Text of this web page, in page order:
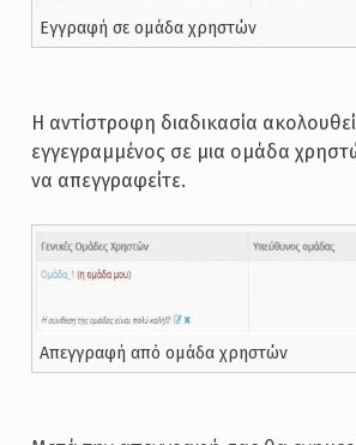
Εγγραφή σε ομάδα χρηστών
Η αντίστροφη διαδικασία
εγγεγραμμένος σε μια ομάδα
να απεγγραφείτε.
Απεγγραφή από ομάδα χρηστών